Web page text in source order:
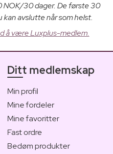
NOK/30 dager. De første 30
avslutte når som helst.
å være Luxplus-medlem.
Ditt medlemskap
Min profil
Mine fordeler
Mine favoritter
Fast ordre
Bedøm produkter